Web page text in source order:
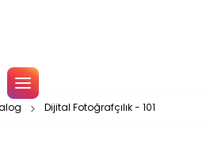
Politikamız
Dijital Fotoğrafçılık - 101